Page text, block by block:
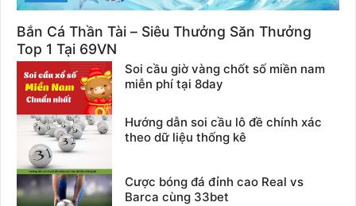
Bắn Cá Thần Tài – Siêu Thưởng Săn Thưởng
Top 1 Tại 69VN
Soi cầu giờ vàng chốt số miền nam
miễn phí tại 8day
Hướng dẫn soi cầu lô đề chính xác
theo dữ liệu thống kê
Cược bóng đá đỉnh cao Real vs
Barca cùng 33bet